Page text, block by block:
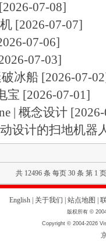
[2026-07-08]
[2026-07-07]
07-06]
07-03]
冰船 [2026-07-
宝 [2026-07-01]
| 概念设计
设计的扫地机器
共 12496 条 每页 30 条 第 1
English 关于我们 站点地图
版权所有 ©
Copyright © 2004-2026